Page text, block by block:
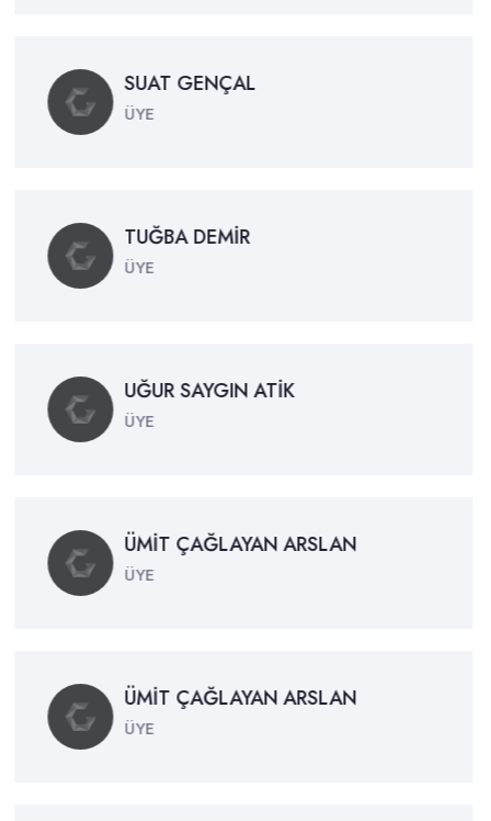
SUAT GENÇAL
ÜYE
TUĞBA DEMİR
ÜYE
UĞUR SAYGIN ATİK
ÜYE
ÜMİT ÇAĞLAYAN ARSLAN
ÜYE
ÜMİT ÇAĞLAYAN ARSLAN
ÜYE